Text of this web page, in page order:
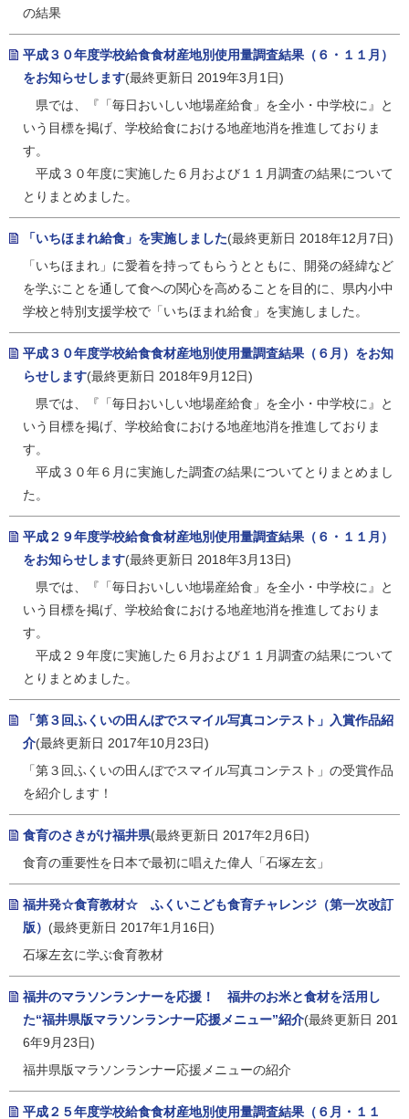
の結果
平成３０年度学校給食食材産地別使用量調査結果（６・１１月）
をお知らせします(最終更新日 2019年3月1日)
県では、『「毎日おいしい地場産給食」を全小・中学校に』と
いう目標を掲げ、学校給食における地産地消を推進しておりま
す。
平成３０年度に実施した６月および１１月調査の結果について
とりまとめました。
「いちほまれ給食」を実施しました(最終更新日 2018年12月7日)
「いちほまれ」に愛着を持ってもらうとともに、開発の経緯など
を学ぶことを通して食への関心を高めることを目的に、県内小中
学校と特別支援学校で「いちほまれ給食」を実施しました。
平成３０年度学校給食食材産地別使用量調査結果（６月）をお知
らせします(最終更新日 2018年9月12日)
県では、『「毎日おいしい地場産給食」を全小・中学校に』と
いう目標を掲げ、学校給食における地産地消を推進しておりま
す。
平成３０年６月に実施した調査の結果についてとりまとめまし
た。
平成２９年度学校給食食材産地別使用量調査結果（６・１１月）
をお知らせします(最終更新日 2018年3月13日)
県では、『「毎日おいしい地場産給食」を全小・中学校に』と
いう目標を掲げ、学校給食における地産地消を推進しておりま
す。
平成２９年度に実施した６月および１１月調査の結果について
とりまとめました。
「第３回ふくいの田んぼでスマイル写真コンテスト」入賞作品紹
介(最終更新日 2017年10月23日)
「第３回ふくいの田んぼでスマイル写真コンテスト」の受賞作品
を紹介します！
食育のさきがけ福井県(最終更新日 2017年2月6日)
食育の重要性を日本で最初に唱えた偉人「石塚左玄」
福井発☆食育教材☆ ふくいこども食育チャレンジ（第一次改訂
版） (最終更新日 2017年1月16日)
石塚左玄に学ぶ食育教材
福井のマラソンランナーを応援！ 福井のお米と食材を活用し
た“福井県版マラソンランナー応援メニュー”紹介(最終更新日 201
6年9月23日)
福井県版マラソンランナー応援メニューの紹介
平成２５年度学校給食食材産地別使用量調査結果（６月・１１